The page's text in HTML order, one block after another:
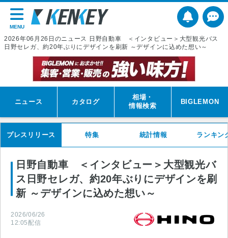
MENU
2026年06月26日のニュース 日野自動車 ＜インタビュー＞大型観光バス
日野セレガ、約20年ぶりにデザインを刷新 ～デザインに込めた想い～
ニュース カタログ
相場・
情報検索
BIGLEMON
プレスリリース 特集 統計情報 ランキン
日野自動車 ＜インタビュー＞大型観光バ
ス日野セレガ、約20年ぶりにデザインを刷
新 ～デザインに込めた想い～
2026/06/26
12:05 配信